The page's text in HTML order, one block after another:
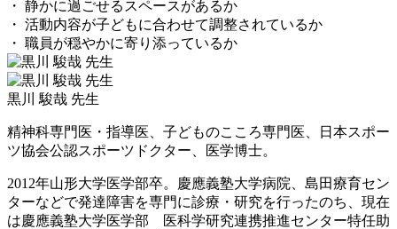
・ 静かに過ごせるスペースがあるか
・ 活動内容が子どもに合わせて調整されているか
・ 職員が穏やかに寄り添っているか
黒川 駿哉 先生
精神科専門医・指導医、子どものこころ専門医、日本スポー
ツ協会公認スポーツドクター、医学博士。
2012年山形大学医学部卒。慶應義塾大学病院、島田療育セン
ターなどで発達障害を専門に診療・研究を行ったのち、現在
は慶應義塾大学医学部 医科学研究連携推進センター特任助